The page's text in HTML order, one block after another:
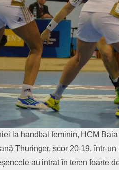
la handbal feminin, HCM
Thuringer, scor 20-19, într-
au intrat în teren foarte